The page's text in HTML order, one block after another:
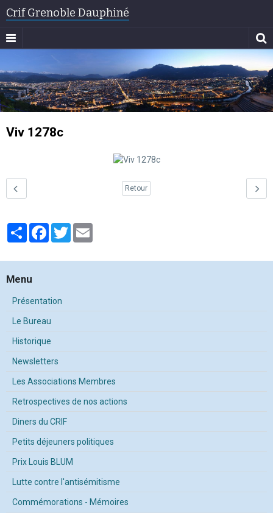
Crif Grenoble Dauphiné
Viv 1278c
Retour
PartagerFacebook
Twitter
Menu
Présentation
Le Bureau
Historique
Newsletters
Les Associations Membres
Retrospectives de nos actions
Diners du CRIF
Petits déjeuners politiques
Prix Louis BLUM
Lutte contre l'antisémitisme
Commémorations - Mémoires